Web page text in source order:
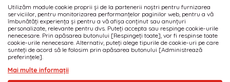
Abonează-te la buletinul informativ și fii primul care
descoperă ultimele noutăți și cele mai atractive promoții!
MĂ ABONEZ
Am citit şi sunt de acord cu
Utilizăm module cookie proprii și de la partenerii noștri pentru furnizarea
serviciilor, pentru monitorizarea performanțelor paginilor web, pentru a vă
îmbunătăți experiența și pentru a vă afișa conținut sau anunțuri
personalizate, relevante pentru dvs. Puteți accepta sau respinge cookie-urile
nenecesare. Prin apăsarea butonului [Respingeți toate], vor fi respinse toate
cookie-urile nenecesare. Alternativ, puteți alege tipurile de cookie-uri pe care
sunteți de acord să le folosim prin apăsarea butonului [Administrează
preferințele].
Mai multe informații